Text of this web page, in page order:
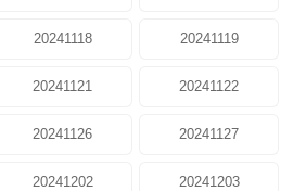
20241118 20241119
20241121 20241122
20241126 20241127
20241202 20241203